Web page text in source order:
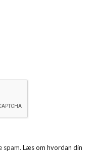
spam. Læs om hvordan din